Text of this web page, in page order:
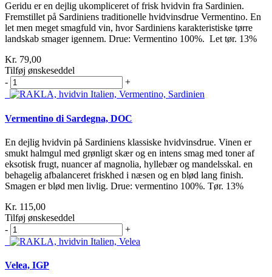
Geridu er en dejlig ukompliceret of frisk hvidvin fra Sardinien.
Fremstillet på Sardiniens traditionelle hvidvinsdrue Vermentino. En
let men meget smagfuld vin, hvor Sardiniens karakteristiske tørre
landskab smager igennem. Drue: Vermentino 100%. Let tør. 13%
Kr. 79,00
Tilføj ønskeseddel
-
+
Vermentino di Sardegna, DOC
En dejlig hvidvin på Sardiniens klassiske hvidvinsdrue. Vinen er
smukt halmgul med grønligt skær og en intens smag med toner af
eksotisk frugt, nuancer af magnolia, hyllebær og mandelsskal. en
behagelig afbalanceret friskhed i næsen og en blød lang finish.
Smagen er blød men livlig. Drue: vermentino 100%. Tør. 13%
Kr. 115,00
Tilføj ønskeseddel
-
+
Velea, IGP